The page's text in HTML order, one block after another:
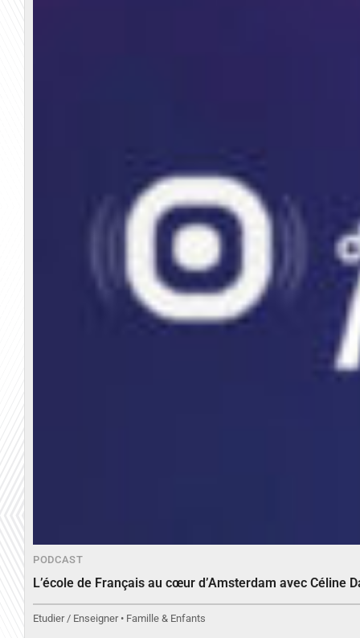
PODCAST
L’école de Français au cœur d’Amsterdam avec Céline
Etudier / Enseigner • Famille & Enfants